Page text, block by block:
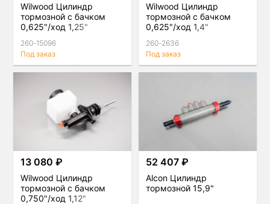
Wilwood Цилиндр
тормозной с бачком
0,625"/ход 1,25"
260-15096
Под заказ
Wilwood Цилиндр
тормозной с бачком
0,625"/ход 1,4"
260-2636
Под заказ
13 080 ₽
Wilwood Цилиндр
тормозной с бачком
0,750"/ход 1,12"
52 407 ₽
Alcon Цилиндр
тормозной 15,9"